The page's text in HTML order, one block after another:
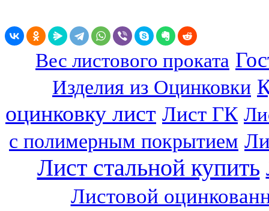
Вес листового проката
Изделия из Оцинковки
оцинковку лист Лист ГК
с полимерным покрытием
Лист стальной купить
Листовой